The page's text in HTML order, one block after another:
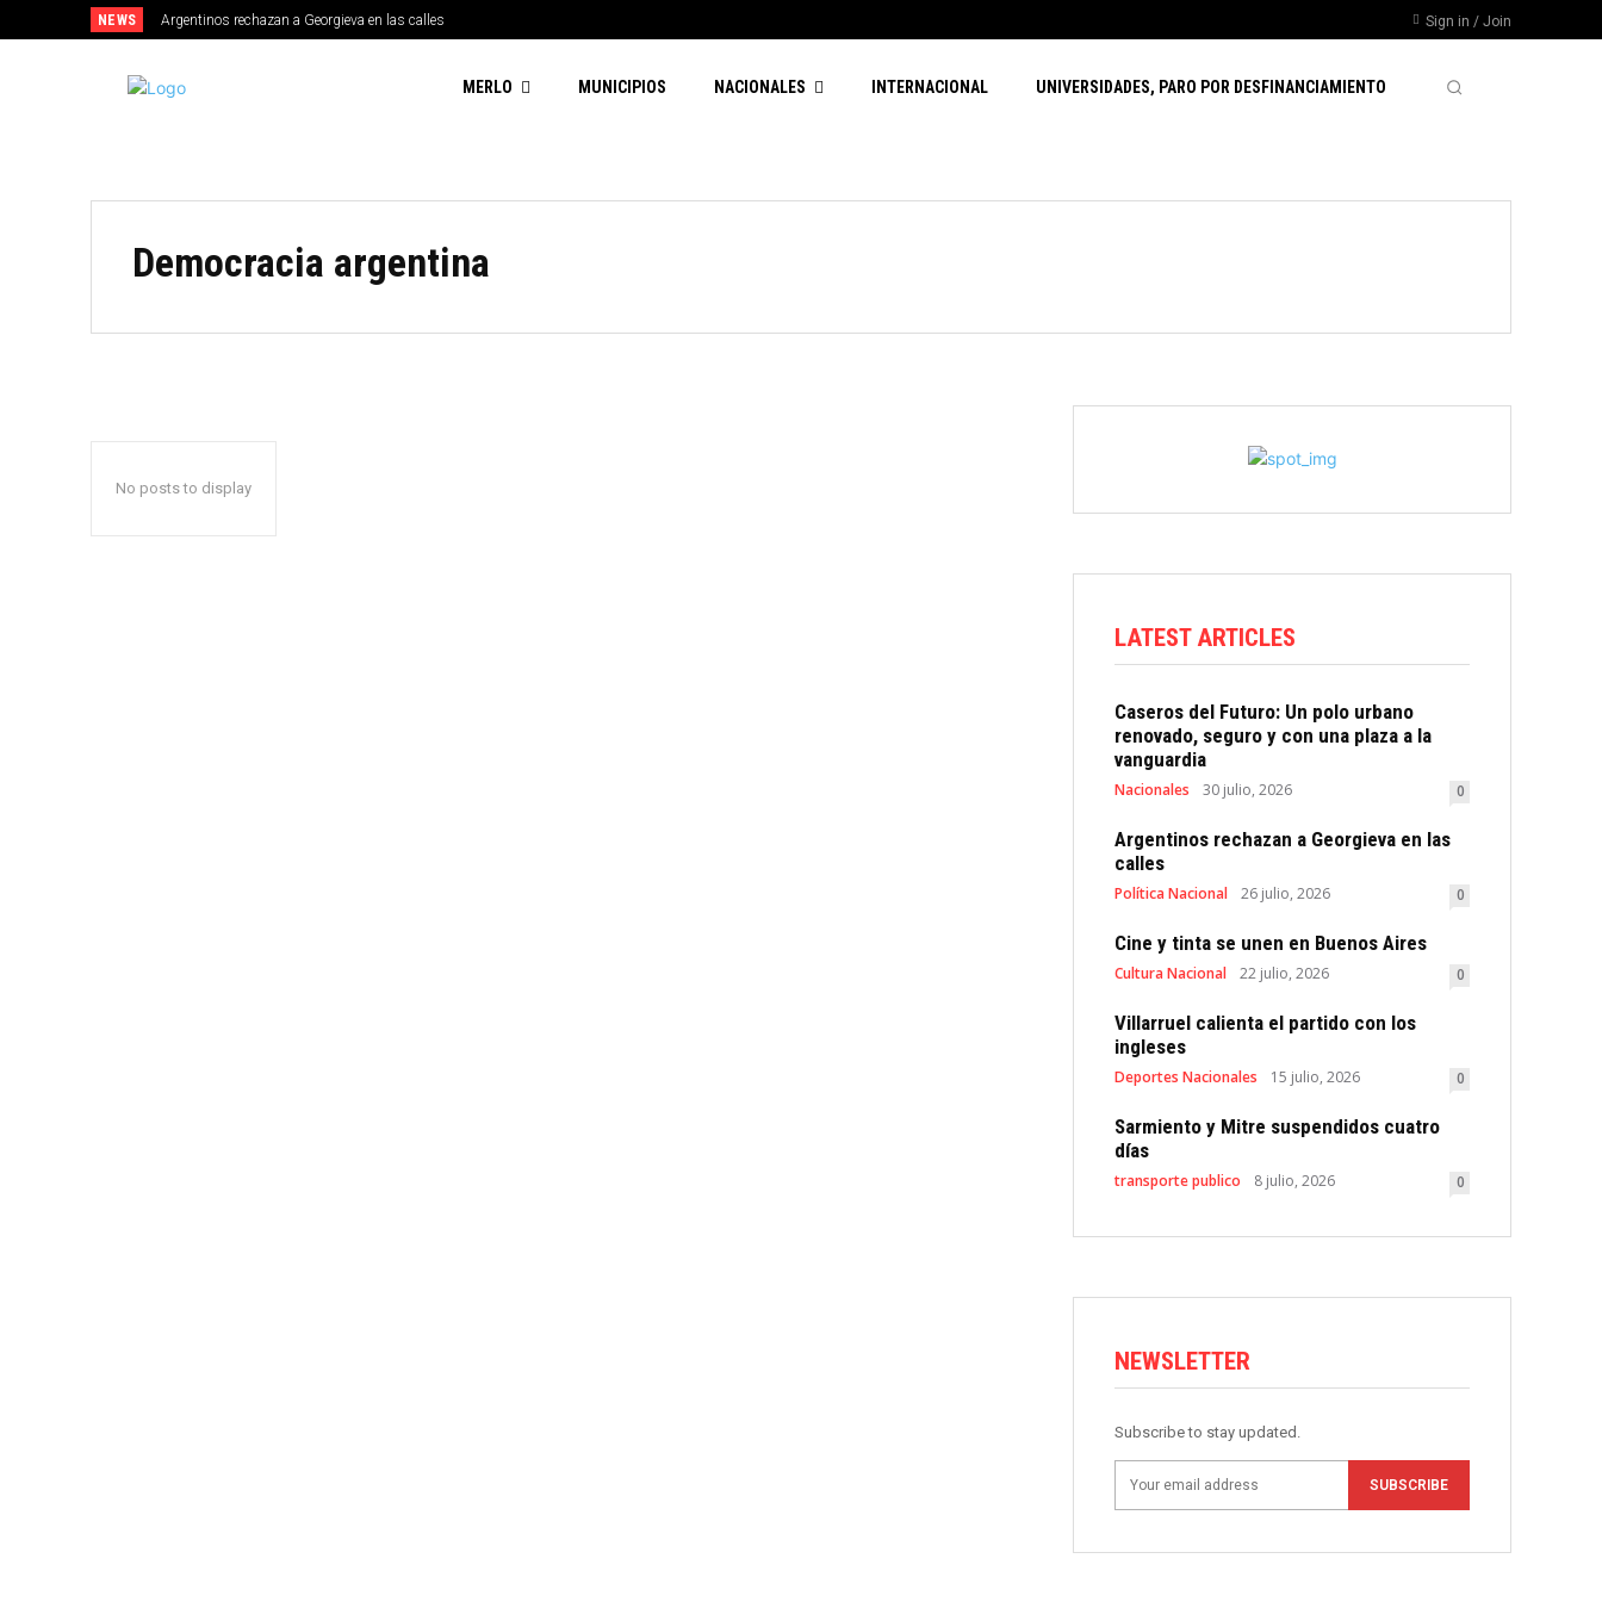
NEWS Argentinos rechazan a Georgieva en las calles Sign in / Join
MERLO MUNICIPIOS NACIONALES INTERNACIONAL UNIVERSIDADES, PARO POR DESFINANCIAMIENTO
Democracia argentina
No posts to display
LATEST ARTICLES
Caseros del Futuro: Un polo urbano
renovado, seguro y con una plaza a la
vanguardia
Nacionales 30 julio, 2026 0
Argentinos rechazan a Georgieva en las
calles
Política Nacional 26 julio, 2026 0
Cine y tinta se unen en Buenos Aires
Cultura Nacional 22 julio, 2026 0
Villarruel calienta el partido con los
ingleses
Deportes Nacionales 15 julio, 2026 0
Sarmiento y Mitre suspendidos cuatro
días
transporte publico 8 julio, 2026 0
NEWSLETTER
Subscribe to stay updated.
SUBSCRIBE